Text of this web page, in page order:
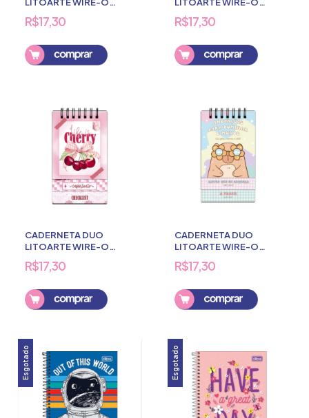
LITOARTE WIRE-O
LISTRAS 80 FOLHAS
R$17,30
LITOARTE WIRE-O
COURO 80 FOLHAS
R$17,30
CADERNETA DUO
LITOARTE WIRE-O
CEREJINHA 80 FOLHAS
R$17,30
CADERNETA DUO
LITOARTE WIRE-O
CAPIVARA 80 FOLHAS
R$17,30
Esgotado Esgotado